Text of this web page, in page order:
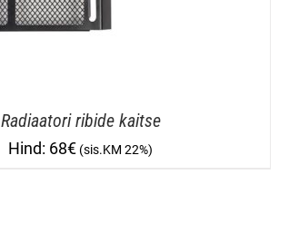
Radiaatori ribide kaitse
68€